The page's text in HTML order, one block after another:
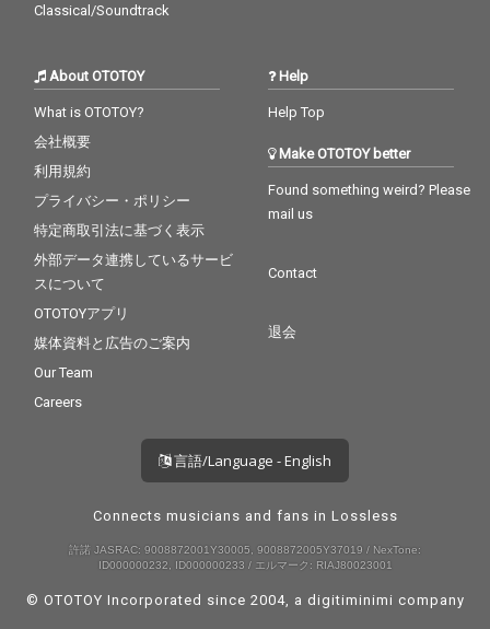
Classical/Soundtrack
About OTOTOY
What is OTOTOY?
会社概要
利用規約
プライバシー・ポリシー
特定商取引法に基づく表示
外部データ連携しているサービ
スについて
OTOTOYアプリ
媒体資料と広告のご案内
Our Team
Careers
Help
Help Top
Make OTOTOY better
Found something weird? Please
mail us
Contact
退会
言語/Language - English
Connects musicians and fans in Lossless
許諾 JASRAC: 9008872001Y30005, 9008872005Y37019 / NexTone:
ID000000232, ID000000233 / エルマーク: RIAJ80023001
© OTOTOY Incorporated since 2004, a digitiminimi company